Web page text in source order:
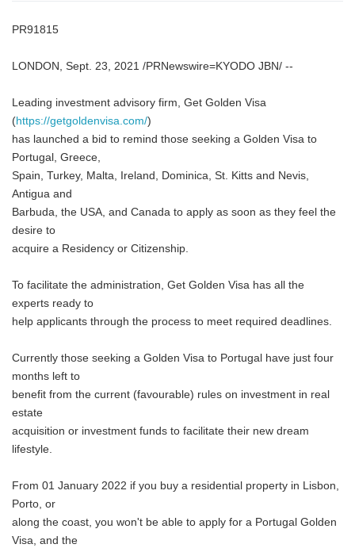
PR91815
LONDON, Sept. 23, 2021 /PRNewswire=KYODO JBN/ --
Leading investment advisory firm, Get Golden Visa
(https://getgoldenvisa.com/)
has launched a bid to remind those seeking a Golden Visa to
Portugal, Greece,
Spain, Turkey, Malta, Ireland, Dominica, St. Kitts and Nevis,
Antigua and
Barbuda, the USA, and Canada to apply as soon as they feel the
desire to
acquire a Residency or Citizenship.
To facilitate the administration, Get Golden Visa has all the
experts ready to
help applicants through the process to meet required deadlines.
Currently those seeking a Golden Visa to Portugal have just four
months left to
benefit from the current (favourable) rules on investment in real
estate
acquisition or investment funds to facilitate their new dream
lifestyle.
From 01 January 2022 if you buy a residential property in Lisbon,
Porto, or
along the coast, you won't be able to apply for a Portugal Golden
Visa, and the